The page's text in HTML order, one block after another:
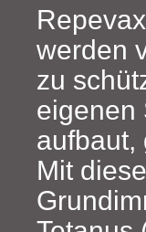
werden
zu
eigenen
aufbaut,
Mit